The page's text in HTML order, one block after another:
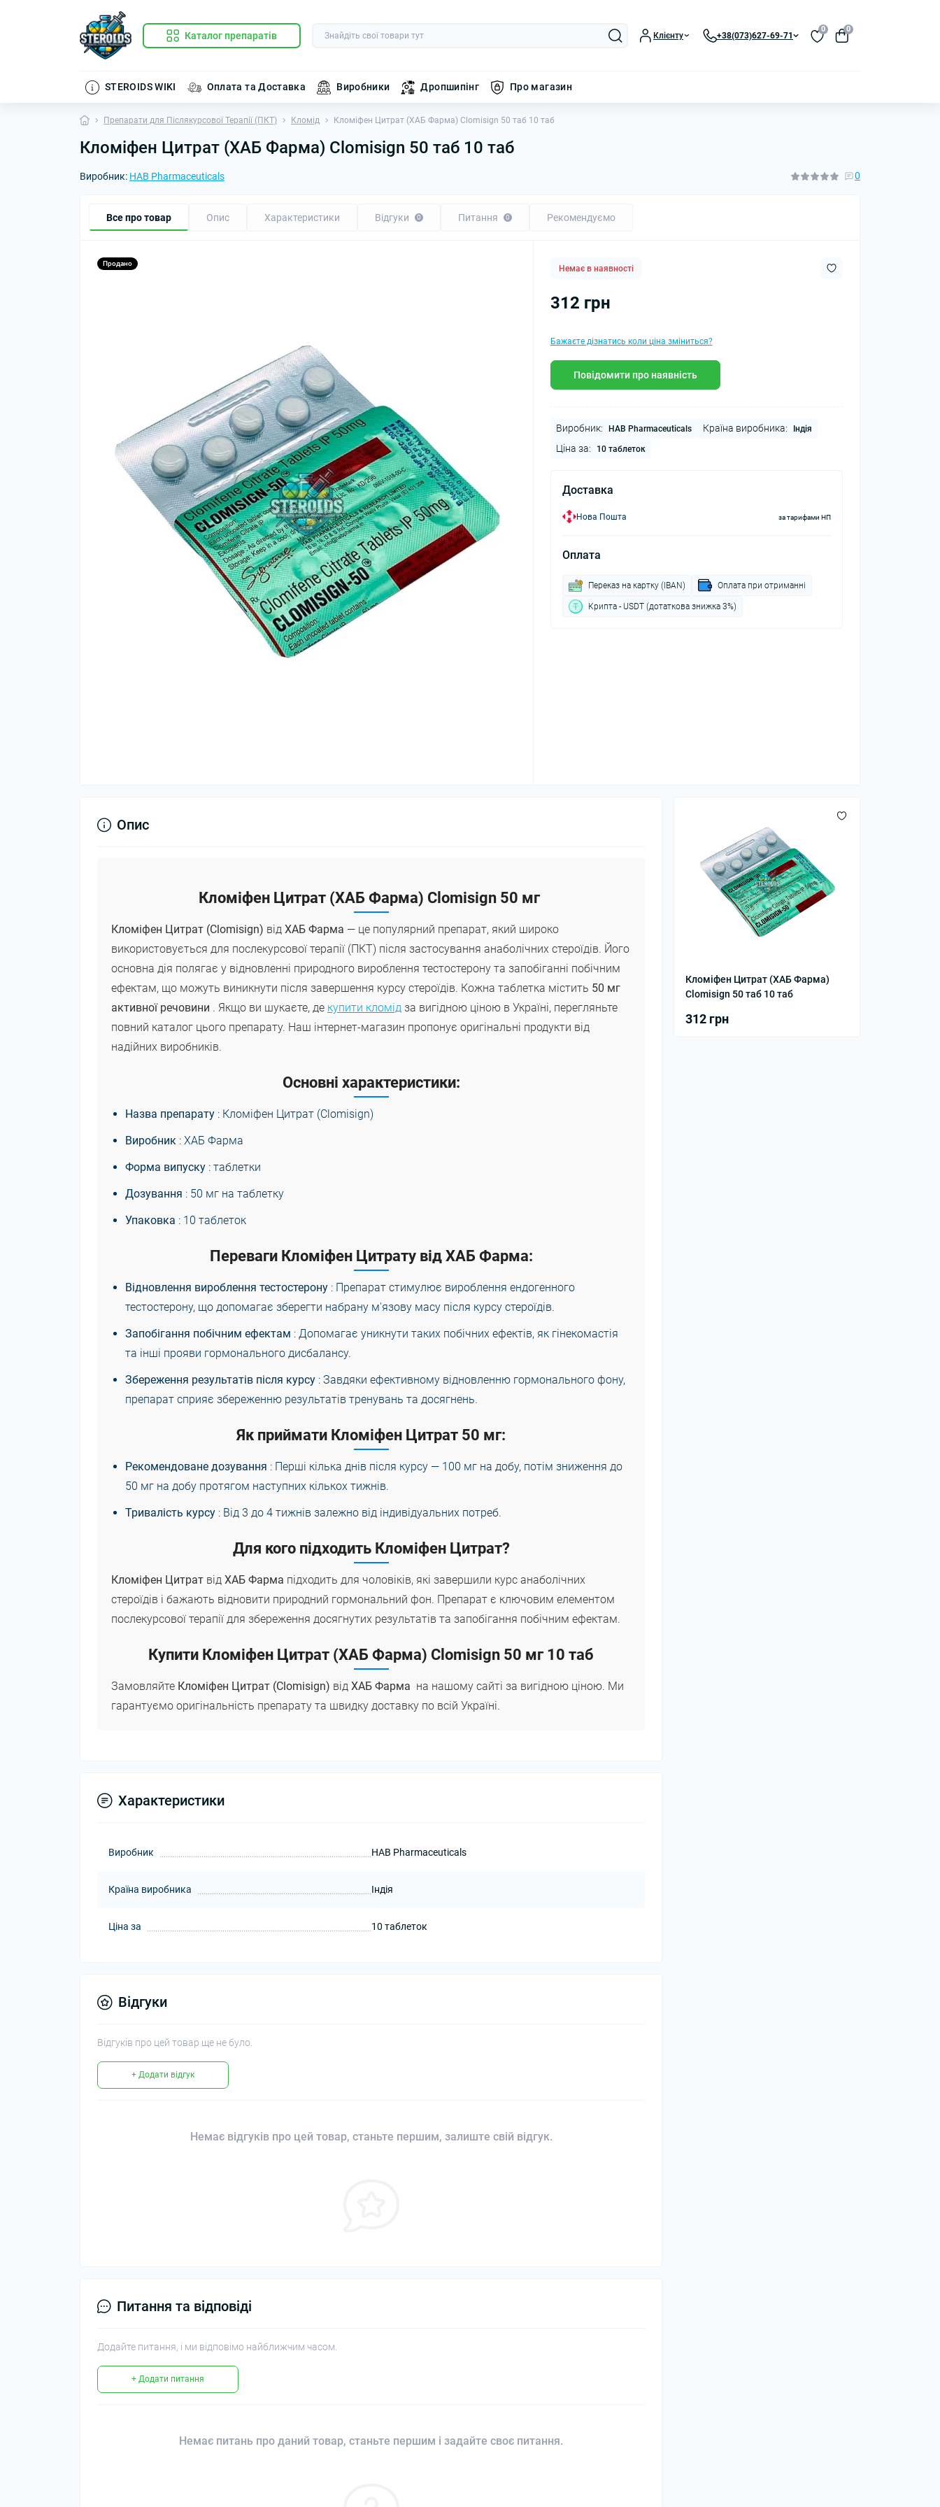
Каталог препаратів Клієнту +38(073)627-69-71
0 0
STEROIDS WIKI Оплата та Доставка Виробники Дропшипінг Про магазин
Препарати для Післякурсової Терапії (ПКТ) Кломід Кломіфен Цитрат (ХАБ Фарма) Clomisign 50 таб 10 таб
Кломіфен Цитрат (ХАБ Фарма) Clomisign 50 таб 10 таб
Виробник: HAB Pharmaceuticals 0
Все про товар Опис Характеристики Відгуки 0 Питання 0 Рекомендуємо
Продано Немає в наявності
312 грн
Бажаєте дізнатись коли ціна зміниться?
Повідомити про наявність
Виробник: HAB Pharmaceuticals Країна виробника: Індія
Ціна за: 10 таблеток
Доставка
Нова Пошта за тарифами НП
Оплата
Переказ на картку (IBAN) Оплата при отриманні
Крипта - USDT (дотаткова знижка 3%)
Кломіфен Цитрат (ХАБ Фарма)
Clomisign 50 таб 10 таб
312 грн
Опис
Кломіфен Цитрат (ХАБ Фарма) Clomisign 50 мг
Кломіфен Цитрат (Clomisign) від ХАБ Фарма — це популярний препарат, який широко
використовується для послекурсової терапії (ПКТ) після застосування анаболічних стероїдів. Його
основна дія полягає у відновленні природного вироблення тестостерону та запобіганні побічним
ефектам, що можуть виникнути після завершення курсу стероїдів. Кожна таблетка містить 50 мг
активної речовини . Якщо ви шукаєте, де купити кломід за вигідною ціною в Україні, перегляньте
повний каталог цього препарату. Наш інтернет-магазин пропонує оригінальні продукти від
надійних виробників.
Основні характеристики:
Назва препарату : Кломіфен Цитрат (Clomisign)
Виробник : ХАБ Фарма
Форма випуску : таблетки
Дозування : 50 мг на таблетку
Упаковка : 10 таблеток
Переваги Кломіфен Цитрату від ХАБ Фарма:
Відновлення вироблення тестостерону : Препарат стимулює вироблення ендогенного
тестостерону, що допомагає зберегти набрану м'язову масу після курсу стероїдів.
Запобігання побічним ефектам : Допомагає уникнути таких побічних ефектів, як гінекомастія
та інші прояви гормонального дисбалансу.
Збереження результатів після курсу : Завдяки ефективному відновленню гормонального фону,
препарат сприяє збереженню результатів тренувань та досягнень.
Як приймати Кломіфен Цитрат 50 мг:
Рекомендоване дозування : Перші кілька днів після курсу — 100 мг на добу, потім зниження до
50 мг на добу протягом наступних кількох тижнів.
Тривалість курсу : Від 3 до 4 тижнів залежно від індивідуальних потреб.
Для кого підходить Кломіфен Цитрат?
Кломіфен Цитрат від ХАБ Фарма підходить для чоловіків, які завершили курс анаболічних
стероїдів і бажають відновити природний гормональний фон. Препарат є ключовим елементом
послекурсової терапії для збереження досягнутих результатів та запобігання побічним ефектам.
Купити Кломіфен Цитрат (ХАБ Фарма) Clomisign 50 мг 10 таб
Замовляйте Кломіфен Цитрат (Clomisign) від ХАБ Фарма на нашому сайті за вигідною ціною. Ми
гарантуємо оригінальність препарату та швидку доставку по всій Україні.
Характеристики
Виробник HAB Pharmaceuticals
Країна виробника Індія
Ціна за 10 таблеток
Відгуки
Відгуків про цей товар ще не було.
+ Додати відгук
Немає відгуків про цей товар, станьте першим, залиште свій відгук.
Питання та відповіді
Додайте питання, і ми відповімо найближчим часом.
+ Додати питання
Немає питань про даний товар, станьте першим і задайте своє питання.